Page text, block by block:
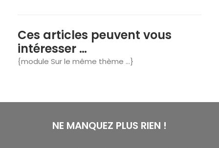
Ces articles peuvent vous
intéresser …
{module Sur le même thème …}
NE MANQUEZ PLUS RIEN !